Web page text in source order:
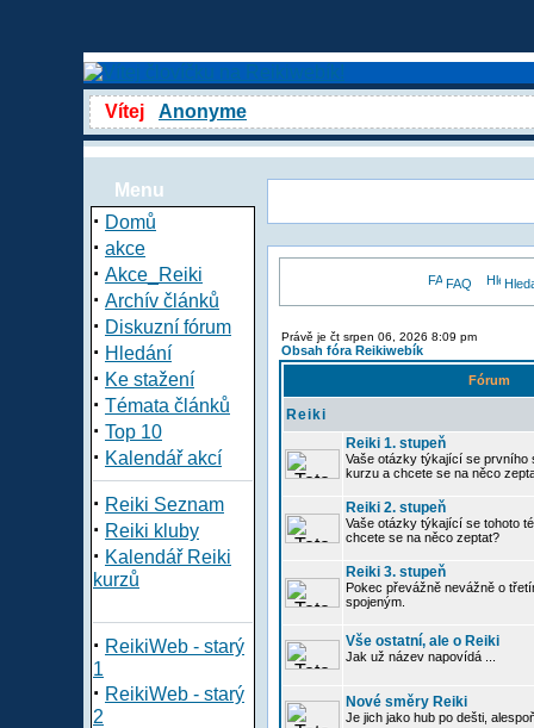
Vítej Anonyme
Menu
· Domů
· akce
· Akce_Reiki
· Archív článků
· Diskuzní fórum
· Hledání
· Ke stažení
· Témata článků
· Top 10
· Kalendář akcí
· Reiki Seznam
· Reiki kluby
· Kalendář Reiki
kurzů
· ReikiWeb - starý
1
· ReikiWeb - starý
2
FAQ
Právě je čt srpen 06, 2026 8:09 pm
Obsah fóra Reikiwebík
Fórum
Reiki
Reiki 1. stupeň
Vaše otázky týkající se prvního
kurzu a chcete se na něco
Reiki 2. stupeň
Vaše otázky týkající se tohoto
chcete se na něco zeptat?
Reiki 3. stupeň
Pokec převážně nevážně o
spojeným.
Vše ostatní, ale o Reiki
Jak už název napovídá ...
Nové směry Reiki
Je jich jako hub po dešti,